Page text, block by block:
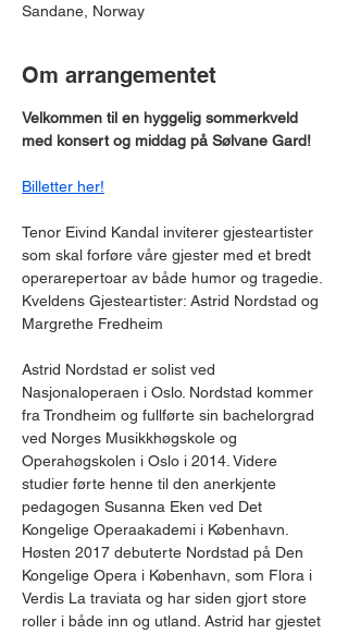
Sandane, Norway
Om arrangementet
Velkommen til en hyggelig sommerkveld
med konsert og middag på Sølvane Gard!
Billetter her!
Tenor Eivind Kandal inviterer gjesteartister
som skal forføre våre gjester med et bredt
operarepertoar av både humor og tragedie.
Kveldens Gjesteartister: Astrid Nordstad og
Margrethe Fredheim
Astrid Nordstad er solist ved
Nasjonaloperaen i Oslo. Nordstad kommer
fra Trondheim og fullførte sin bachelorgrad
ved Norges Musikkhøgskole og
Operahøgskolen i Oslo i 2014. Videre
studier førte henne til den anerkjente
pedagogen Susanna Eken ved Det
Kongelige Operaakademi i København.
Høsten 2017 debuterte Nordstad på Den
Kongelige Opera i København, som Flora i
Verdis La traviata og har siden gjort store
roller i både inn og utland. Astrid har gjestet